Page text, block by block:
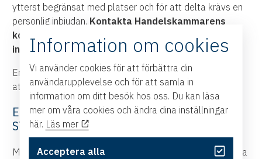
ytterst begränsat med platser och för att delta krävs en
personlig inbjudan. Kontakta Handelskammarens
kommunikationschef
om du är
intresserad av eventet.
Emanuel Karlsten gästade Handelskammaren 2024 för
att prata om AI-utveckling. Läs om besöket här
EN KARTLÄGGNING AV MAKT I VÅRA
STÖRSTA SOCIALA MEDIER
Maktbarometern har sedan 2017 ritat en karta över vilka
Information om cookies
Vi använder cookies för att förbättra din
användarupplevelse och för att samla in
information om ditt besök hos oss. Du kan läsa
mer om våra cookies och ändra dina inställningar
här. Läs mer
Acceptera alla